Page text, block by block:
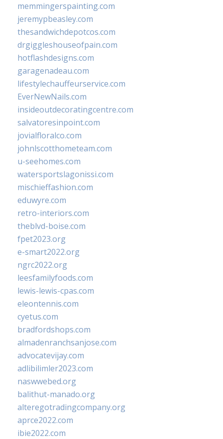
memmingerspainting.com
jeremypbeasley.com
thesandwichdepotcos.com
drgiggleshouseofpain.com
hotflashdesigns.com
garagenadeau.com
lifestylechauffeurservice.com
EverNewNails.com
insideoutdecoratingcentre.com
salvatoresinpoint.com
jovialfloralco.com
johnlscotthometeam.com
u-seehomes.com
watersportslagonissi.com
mischieffashion.com
eduwyre.com
retro-interiors.com
theblvd-boise.com
fpet2023.org
e-smart2022.org
ngrc2022.org
leesfamilyfoods.com
lewis-lewis-cpas.com
eleontennis.com
cyetus.com
bradfordshops.com
almadenranchsanjose.com
advocatevijay.com
adlibilimler2023.com
naswwebed.org
balithut-manado.org
alteregotradingcompany.org
aprce2022.com
ibie2022.com